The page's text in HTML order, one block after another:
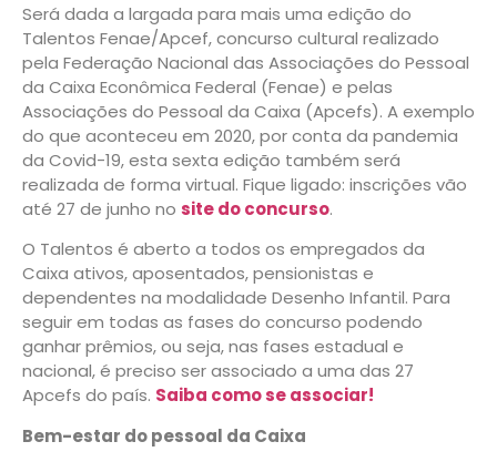
Será dada a largada para mais uma edição do
Talentos Fenae/Apcef, concurso cultural realizado
pela Federação Nacional das Associações do Pessoal
da Caixa Econômica Federal (Fenae) e pelas
Associações do Pessoal da Caixa (Apcefs). A exemplo
do que aconteceu em 2020, por conta da pandemia
da Covid-19, esta sexta edição também será
realizada de forma virtual. Fique ligado: inscrições vão
até 27 de junho no site do concurso.
O Talentos é aberto a todos os empregados da
Caixa ativos, aposentados, pensionistas e
dependentes na modalidade Desenho Infantil. Para
seguir em todas as fases do concurso podendo
ganhar prêmios, ou seja, nas fases estadual e
nacional, é preciso ser associado a uma das 27
Apcefs do país. Saiba como se associar!
Bem-estar do pessoal da Caixa